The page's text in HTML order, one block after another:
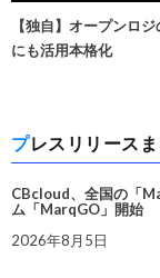
【独自】オープンロ
にも活用本格化
プレスリリース
CBcloud、全国の「
ム「MarqGO」開始
2026年8月5日